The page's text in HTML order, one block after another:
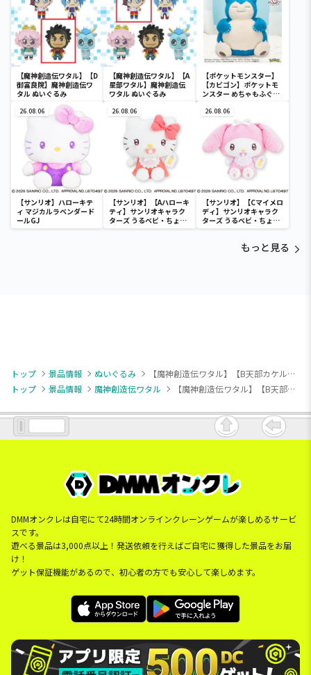
【魔神創造伝ワタル】【D
御富良院】魔神創造伝ワ
タル ぬいぐるみ
【魔神創造伝ワタル】【A
星部ワタル】魔神創造伝
ワタル ぬいぐるみ
【ポケットモンスター】
【カビゴン】ポケットモ
ンスター めちゃもふぐっ
ぐるみ～カビゴン～
26.08.06
【サンリオ】ハローキテ
ィ マジカルラベンダード
ールGJ
26.08.06
【サンリオ】【Aハローキ
ティ】サンリオキャラク
ターズ うるベビ・ちょい
デカドール
26.08.06
【サンリオ】【Cマイメロ
ディ】サンリオキャラク
ターズ うるベビ・ちょい
デカドール
もっと見る
トップ 景品情報 ぬいぐるみ
【魔神創造伝ワタル】【B天部カケル】魔神創造伝ワタル ぬいぐるみ
トップ
景品情報 魔神創造伝ワタル 【魔神創造伝ワタル】【B天部カケル】魔神創造伝ワタル ぬいぐるみ
DMMオンクレは自宅にて24時間オンラインクレーンゲームが楽しめるサービ
スです。
遊べる景品は3,000点以上！発送依頼を行えばご自宅に獲得した景品をお届
け！
ゲット保証機能があるので、初心者の方でも安心して楽しめます。